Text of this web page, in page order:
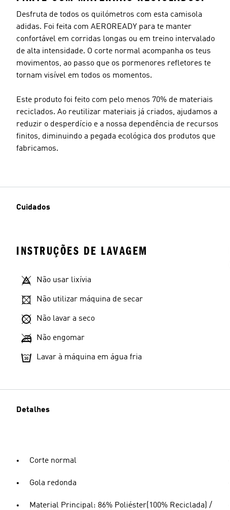
Desfruta de todos os quilómetros com esta camisola
adidas. Foi feita com AEROREADY para te manter
confortável em corridas longas ou em treino intervalado
de alta intensidade. O corte normal acompanha os teus
movimentos, ao passo que os pormenores refletores te
tornam visível em todos os momentos.
Este produto foi feito com pelo menos 70% de materiais
reciclados. Ao reutilizar materiais já criados, ajudamos a
reduzir o desperdício e a nossa dependência de recursos
finitos, diminuindo a pegada ecológica dos produtos que
fabricamos.
Cuidados
INSTRUÇÕES DE LAVAGEM
Não usar lixívia
Não utilizar máquina de secar
Não lavar a seco
Não engomar
Lavar à máquina em água fria
Detalhes
Corte normal
Gola redonda
Material Principal: 86% Poliéster(100% Reciclada) /